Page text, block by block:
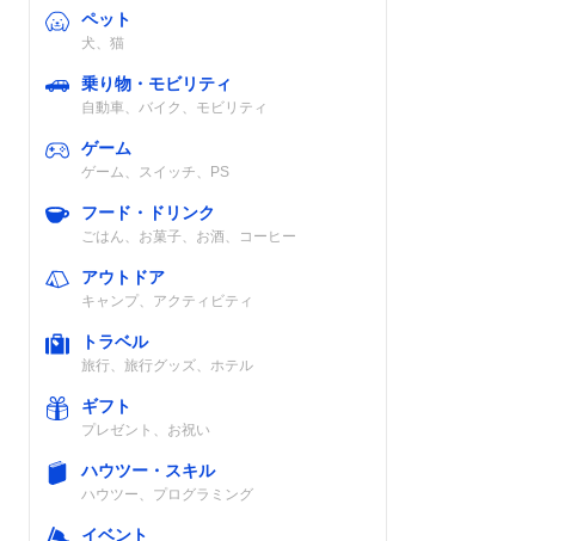
ペット
犬、猫
乗り物・モビリティ
自動車、バイク、モビリティ
ゲーム
ゲーム、スイッチ、PS
フード・ドリンク
ごはん、お菓子、お酒、コーヒー
アウトドア
キャンプ、アクティビティ
トラベル
旅行、旅行グッズ、ホテル
ギフト
プレゼント、お祝い
ハウツー・スキル
ハウツー、プログラミング
イベント